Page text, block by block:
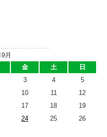
月
金 土
日
3 4
5
10 11
12
17 18
19
24 25
26